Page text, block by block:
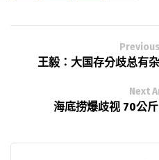
王毅：大国存分歧总有
Next
海底捞爆歧视 70公